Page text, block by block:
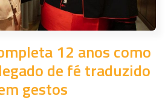
12 anos como
de fé traduzido
gestos